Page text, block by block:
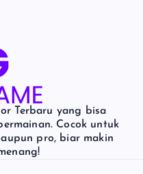
Terbaru yang bisa
Cocok untuk
pro, biar makin